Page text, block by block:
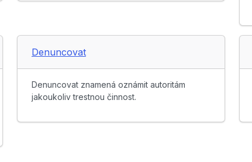
Denuncovat
Denuncovat znamená oznámit autoritám
jakoukoliv trestnou činnost.